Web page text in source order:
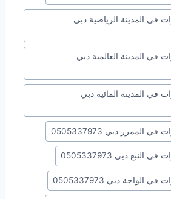
المدينة الرياضية دبي
المدينة العالمية دبي
المدينة المائية دبي
دبي 0505337973
دبي 0505337973
دبي 0505337973